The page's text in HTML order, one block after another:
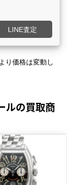
LINE査定
り価格は変動し
ルの買取商